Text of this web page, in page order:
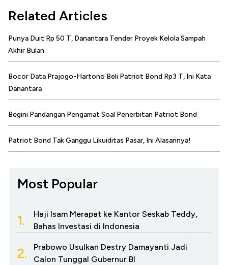
Related Articles
Punya Duit Rp 50 T, Danantara Tender Proyek Kelola Sampah
Akhir Bulan
Bocor Data Prajogo-Hartono Beli Patriot Bond Rp3 T, Ini Kata
Danantara
Begini Pandangan Pengamat Soal Penerbitan Patriot Bond
Patriot Bond Tak Ganggu Likuiditas Pasar, Ini Alasannya!
Most Popular
1.
Haji Isam Merapat ke Kantor Seskab Teddy,
Bahas Investasi di Indonesia
2.
Prabowo Usulkan Destry Damayanti Jadi
Calon Tunggal Gubernur BI